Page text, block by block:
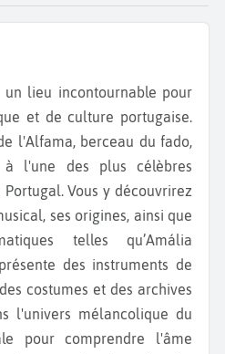
et de culture portugaise.
l'Alfama, berceau du fado,
l'une des plus célèbres
Vous y découvrirez
ses origines, ainsi que
telles qu’Amália
des instruments de
costumes et des archives
l'univers mélancolique du
pour comprendre l'âme